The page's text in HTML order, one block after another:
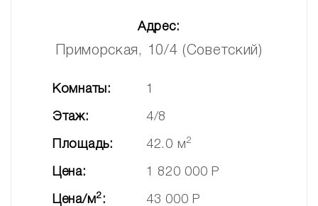
Адрес:
Приморская, 10/4 (Советский)
Комнаты: 1
Этаж: 4/8
Площадь: 42.0 м2
Цена: 1 820 000 Р
Цена/м2: 43 000 Р